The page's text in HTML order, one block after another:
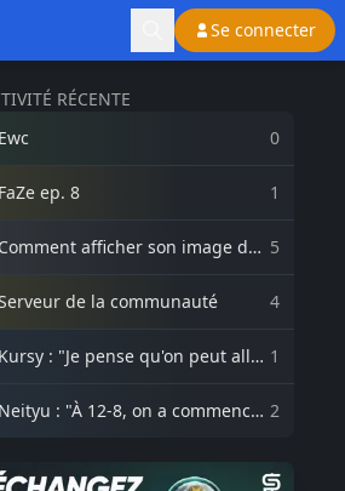
Se connecter
RÉCENTE
Ewc
0
FaZe ep. 8 1
Comment afficher son image de
5
de la communauté 4
Kursy : "Je pense qu'on peut aller
3DMAX"
1
Neityu : "À 12-8, on a commencé 2